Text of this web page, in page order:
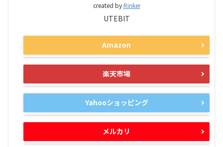
created byRinker
UTEBIT
Amazon
楽天市場
Yahooショッピング
メルカリ